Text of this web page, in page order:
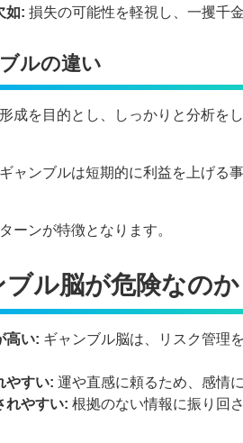
如: 損失の可能性を軽視し、一攫千金
ルの違い
成を目的とし、しっかりと分析を
ャンブルは短期的に利益を上げる
ーンが特徴となります。
ル脳が危険なのか
高い: ギャンブル脳は、リスク管理
やすい: 運や直感に頼るため、感情
れやすい: 根拠のない情報に振り回